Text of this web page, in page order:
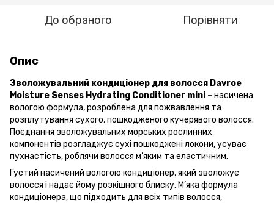
До обраного Порівняти
Опис
Зволожувальний кондиціонер для волосся Davroe
Moisture Senses Hydrating Conditioner mini – насичена
вологою формула, розроблена для пожвавлення та
розплутування сухого, пошкодженого кучерявого волосся.
Поєднання зволожувальних морських рослинних
компонентів розгладжує сухі пошкоджені локони, усуває
пухнастість, роблячи волосся м’яким та еластичним.
Густий насичений вологою кондиціонер, який зволожує
волосся і надає йому розкішного блиску. М’яка формула
кондиціонера, що підходить для всіх типів волосся,